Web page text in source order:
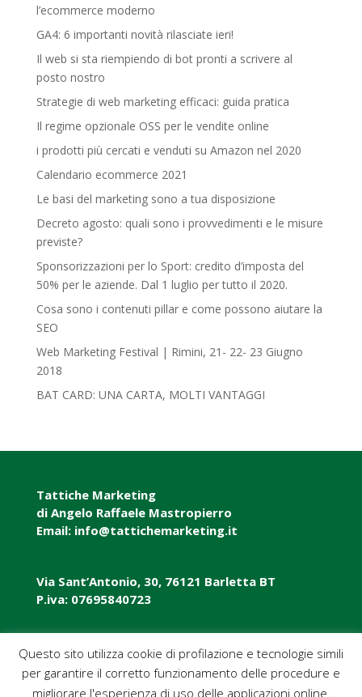
l’ecommerce moderno
GA4: 6 importanti novità rilasciate ieri!
Il web si sta riempiendo di bot pronti a scrivere al
posto nostro
Strategie di web marketing efficaci: guida pratica
Il regime opzionale OSS per le vendite online
i prodotti più cercati e venduti su Amazon nel 2020
Calendario ecommerce 2021
Le basi del marketing sono a tua disposizione
Decreto agosto: quali sono i provvedimenti e le misure
previste?
Sponsorizzazioni per lo Sport: credito d’imposta del
50% per le aziende. Dal 1 luglio per tutto il 2020.
Cosa sono i contenuti pillar e come possono aiutare la
SEO
Web Marketing Festival | Rimini, 21- 22- 23 Giugno
2018‎
BAT CARD: UNA CARTA, MOLTI VANTAGGI
Tattiche Marketing
di Angelo Raffaele Mastropierro
Email: info@tattichemarketing.it
Via Sant’Antonio, 30, 76121 Barletta BT
P.iva: 07695840723
P.iva: 07695840723
Pec: tattichemarketing@pec.it
Questo sito utilizza cookie di profilazione e tecnologie simili
per garantire il corretto funzionamento delle procedure e
migliorare l'esperienza di uso delle applicazioni online.